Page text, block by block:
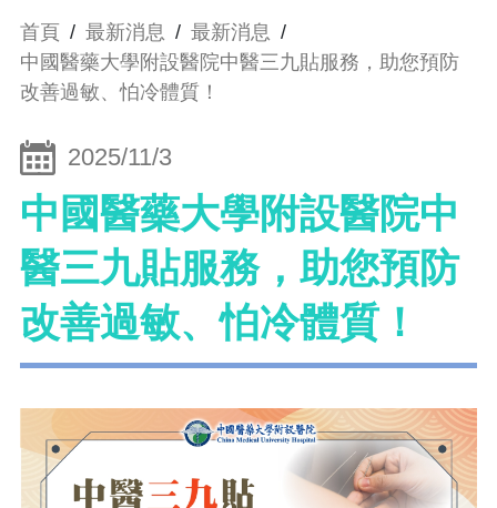
首頁 / 最新消息 / 最新消息 /
中國醫藥大學附設醫院中醫三九貼服務，助您預防
改善過敏、怕冷體質！
2025/11/3
中國醫藥大學附設醫院中
醫三九貼服務，助您預防
改善過敏、怕冷體質！